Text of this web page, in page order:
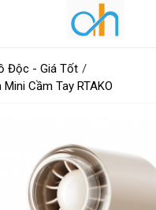
Độc - Giá Tốt
Cầm Tay RTAKO